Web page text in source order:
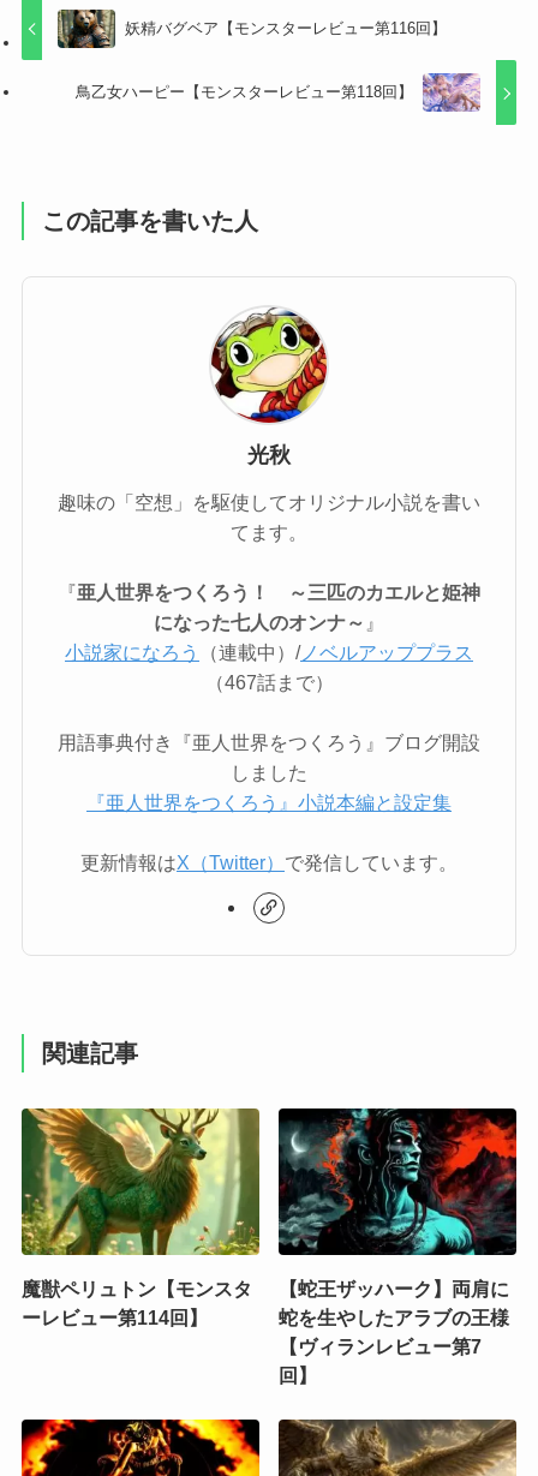
妖精バグベア【モンスターレビュー第116回】
鳥乙女ハーピー【モンスターレビュー第118回】
この記事を書いた人
光秋
趣味の「空想」を駆使してオリジナル小説を書い
てます。
『亜人世界をつくろう！ ～三匹のカエルと姫神
になった七人のオンナ～ 』
小説家になろう
（連載中）/ノベルアッププラス
（467話まで）
用語事典付き『亜人世界をつくろう』ブログ開設
しました
『亜人世界をつくろう』小説本編と設定集
更新情報はX（Twitter） で発信しています。
関連記事
魔獣ペリュトン【モンスタ
ーレビュー第114回】
【蛇王ザッハーク】両肩に
蛇を生やしたアラブの王様
【ヴィランレビュー第7
回】